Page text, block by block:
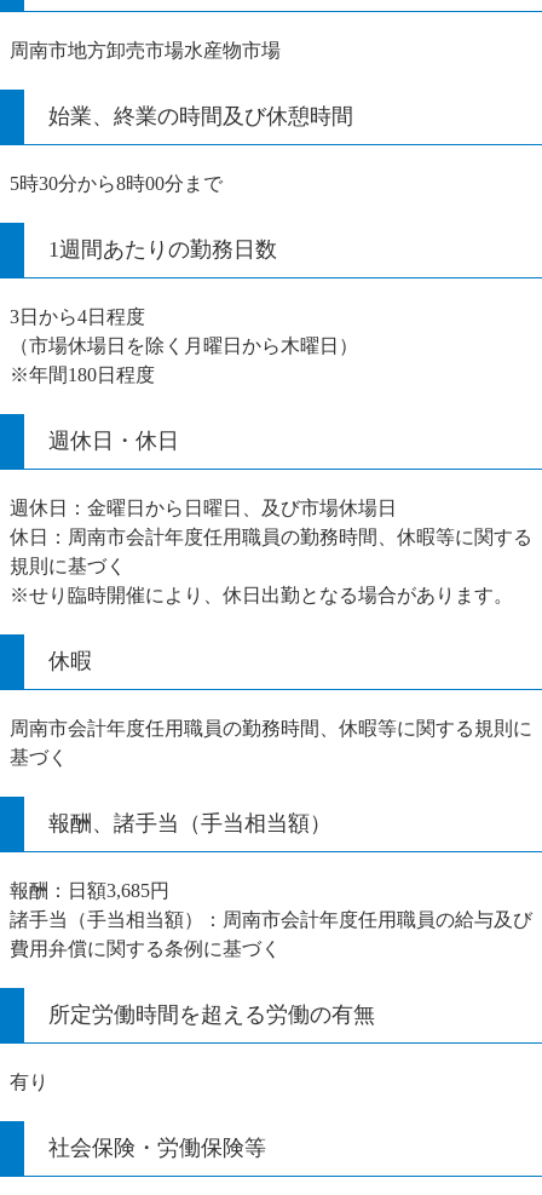
周南市地方卸売市場水産物市場
始業、終業の時間及び休憩時間
5時30分から8時00分まで
1週間あたりの勤務日数
3日から4日程度
（市場休場日を除く月曜日から木曜日）
※年間180日程度
週休日・休日
週休日：金曜日から日曜日、及び市場休場日
休日：周南市会計年度任用職員の勤務時間、休暇等に関する
規則に基づく
※せり臨時開催により、休日出勤となる場合があります。
休暇
周南市会計年度任用職員の勤務時間、休暇等に関する規則に
基づく
報酬、諸手当（手当相当額）
報酬：日額3,685円
諸手当（手当相当額）：周南市会計年度任用職員の給与及び
費用弁償に関する条例に基づく
所定労働時間を超える労働の有無
有り
社会保険・労働保険等